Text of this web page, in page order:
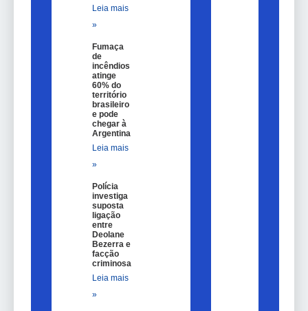
Leia mais
»
Fumaça
de
incêndios
atinge
60% do
território
brasileiro
e pode
chegar à
Argentina
Leia mais
»
Polícia
investiga
suposta
ligação
entre
Deolane
Bezerra e
facção
criminosa
Leia mais
»